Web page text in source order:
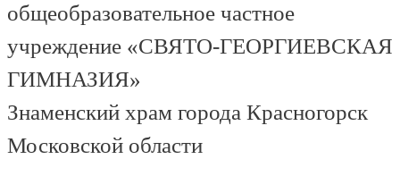
общеобразовательное частное
учреждение «СВЯТО-ГЕОРГИЕВСКАЯ
ГИМНАЗИЯ»
Знаменский храм города Красногорск
Московской области